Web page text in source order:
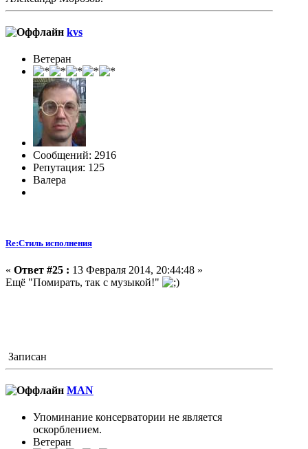
kvs
Ветеран
Сообщений: 2916
Репутация: 125
Валера
Re:Стиль исполнения
« Ответ #25 : 13 Февраля 2014, 20:44:48 »
Ещё "Помирать, так с музыкой!"
Записан
MAN
Упоминание консерватории не является
оскорблением.
Ветеран